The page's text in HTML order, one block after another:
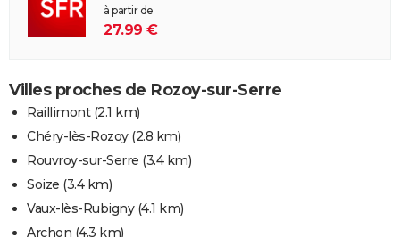
à partir de
27.99 €
Villes proches de Rozoy-sur-Serre
Raillimont(2.1 km)
Chéry-lès-Rozoy(2.8 km)
Rouvroy-sur-Serre (3.4 km)
Soize (3.4 km)
Vaux-lès-Rubigny(4.1 km)
Archon (4.3 km)